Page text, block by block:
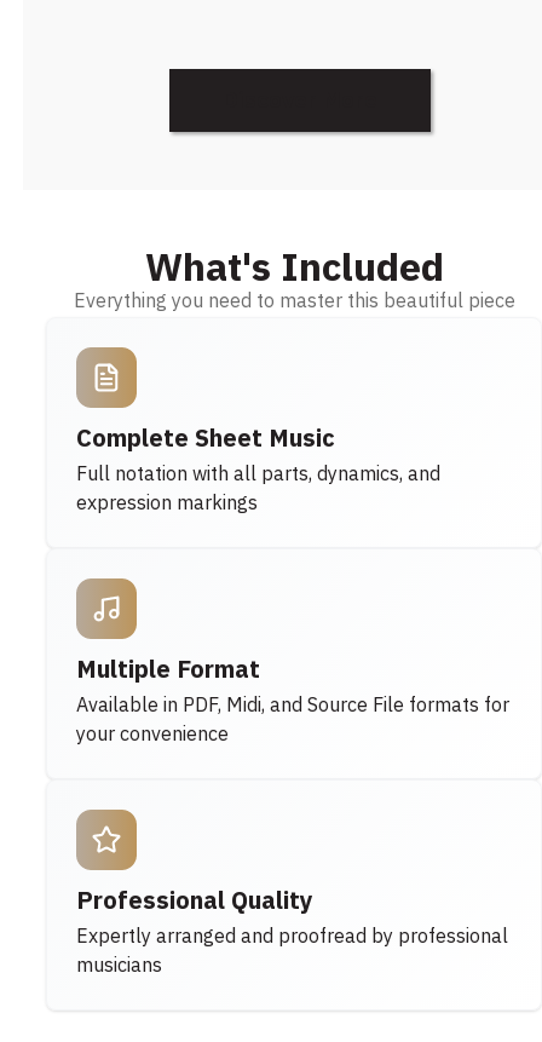
What's Included
Everything you need to master this beautiful piece
Complete Sheet Music
Full notation with all parts, dynamics, and
expression markings
Multiple Format
Available in PDF, Midi, and Source File formats for
your convenience
Professional Quality
Expertly arranged and proofread by professional
musicians